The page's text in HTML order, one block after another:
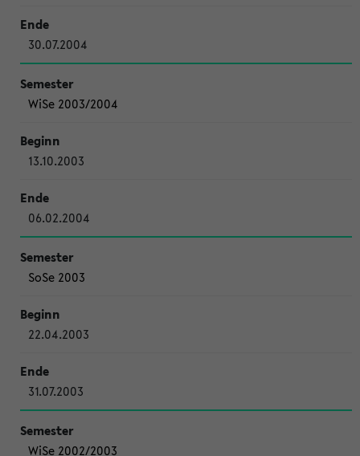
30.07.2004
WiSe 2003/2004
13.10.2003
06.02.2004
SoSe 2003
22.04.2003
31.07.2003
WiSe 2002/2003